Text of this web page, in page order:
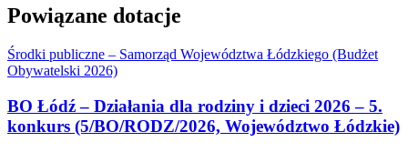
Powiązane dotacje
Środki publiczne – Samorząd Województwa Łódzkiego (Budżet
Obywatelski 2026)
BO Łódź – Działania dla rodziny i dzieci 2026 – 5.
konkurs (5/BO/RODZ/2026, Województwo Łódzkie)